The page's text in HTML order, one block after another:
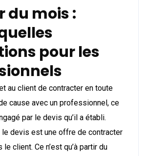
du mois :
pour les
au client de contracter en toute
cause avec un professionnel, ce
par le devis qu’il a établi.
le devis est une offre de contracter
le client. Ce n’est qu’à partir du